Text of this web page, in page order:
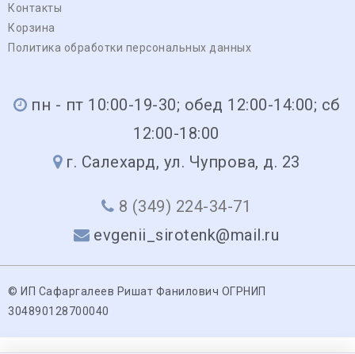
Контакты
Корзина
Политика обработки персональных данных
пн - пт 10:00-19-30; обед 12:00-14:00; сб
12:00-18:00
г. Салехард, ул. Чупрова, д. 23
8 (349) 224-34-71
evgenii_sirotenk@mail.ru
© ИП Сафаргалеев Ришат Фанилович ОГРНИП
304890128700040